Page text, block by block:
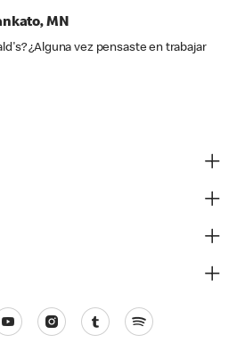
MN
¿Alguna vez pensaste en trabajar